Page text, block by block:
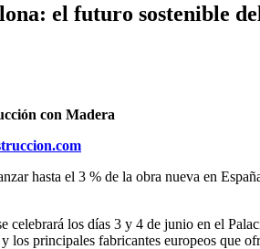
el futuro sostenible
con Madera
hasta el 3 % de la obra nueva en
los días 3 y 4 de junio en el
principales fabricantes europeos que